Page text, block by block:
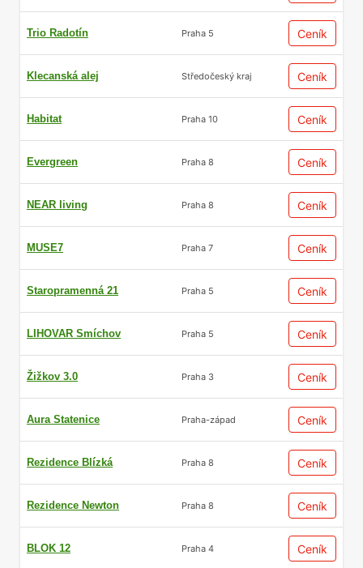
Trio Radotín Praha 5 Ceník
Klecanská alej Středočeský kraj Ceník
Habitat Praha 10 Ceník
Evergreen Praha 8 Ceník
NEAR living Praha 8 Ceník
MUSE7 Praha 7 Ceník
Staropramenná 21 Praha 5 Ceník
LIHOVAR Smíchov Praha 5 Ceník
Žižkov 3.0 Praha 3 Ceník
Aura Statenice Praha-západ Ceník
Rezidence Blízká Praha 8 Ceník
Rezidence Newton Praha 8 Ceník
BLOK 12 Praha 4 Ceník